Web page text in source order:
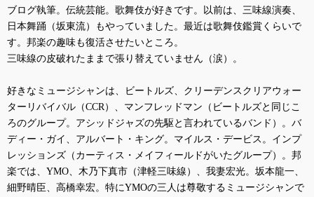
ブログ執筆。伝統芸能。歌舞伎が好きです。以前は、三味線演奏、
日本舞踊（坂東流）もやっていました。最近は歌舞伎鑑賞くらいで
す。邦楽の趣味も復活させたいところ。
三味線の皮破れたままで張り替えていません（涙）。
好きなミュージシャンは、ビートルズ、クリーデンスクリアウォー
ターリバイバル（CCR ）、マンフレッドマン（ビートルズと同じこ
ろのグループ。アシッドジャズの先駆と言われているバンド）。バ
ディー・ガイ、アルバート・キング。マイルス・デービス。インプ
レッションズ（カーティス・メイフィールドがいたグループ）。邦
楽では、 YMO 、木乃下真市（津軽三味線）、我妻宏光。坂本龍一、
細野晴臣、高橋幸宏。特にYMOの三人は尊敬するミュージシャンで